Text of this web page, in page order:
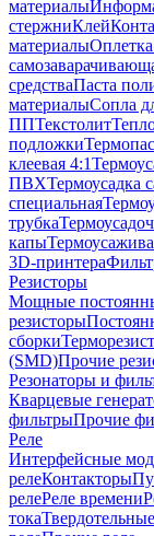
материалы
стержниКлей
материалы
средстваПаста
материалыСопла
ППТекстолит
подложки
клеевая 4:1
ПВХТермоусадка
специальная
трубка
капы
3D-принтера
Резисторы
Мощные
резисторы
сборки
(SMD)Прочие
Резонаторы и
Кварцевые
фильтрыПрочие
Реле
Интерфейсные
релеКонтакторы
релеРеле времени
тока